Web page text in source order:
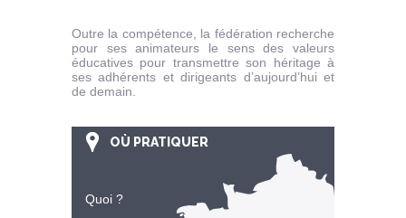
Outre la compétence, la fédération recherche
pour ses animateurs le sens des valeurs
éducatives pour transmettre son héritage à
ses adhérents et dirigeants d’aujourd’hui et
de demain.
OÙ PRATIQUER
Quoi ?